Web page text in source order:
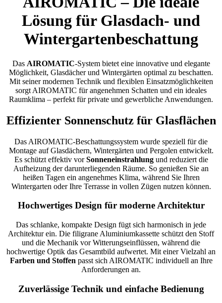
Lösung für Glasdach- und
Wintergartenbeschattung
Das AIROMATIC-System bietet eine innovative und elegante
Möglichkeit, Glasdächer und Wintergärten optimal zu beschatten.
Mit seiner modernen Technik und flexiblen Einsatzmöglichkeiten
sorgt AIROMATIC für angenehmen Schatten und ein ideales
Raumklima – perfekt für private und gewerbliche Anwendungen.
Effizienter Sonnenschutz für Glasflächen
Das AIROMATIC-Beschattungssystem wurde speziell für die
Montage auf Glasdächern, Wintergärten und Pergolen entwickelt.
Es schützt effektiv vorSonneneinstrahlungund reduziert die
Aufheizung der darunterliegenden Räume. So genießen Sie an
heißen Tagen ein angenehmes Klima, während Sie Ihren
Wintergarten oder Ihre Terrasse in vollen Zügen nutzen können.
Hochwertiges Design für moderne Architektur
Das schlanke, kompakte Design fügt sich harmonisch in jede
Architektur ein. Die filigrane Aluminiumkassette schützt den Stoff
und die Mechanik vor Witterungseinflüssen, während die
hochwertige Optik das Gesamtbild aufwertet. Mit einer Vielzahl an
Farben und Stoffen passt sich AIROMATIC individuell an Ihre
Anforderungen an.
Zuverlässige Technik und einfache Bedienung